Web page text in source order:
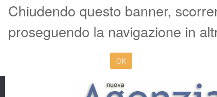
Chiudendo questo banner,
proseguendo la navigazione in
OK